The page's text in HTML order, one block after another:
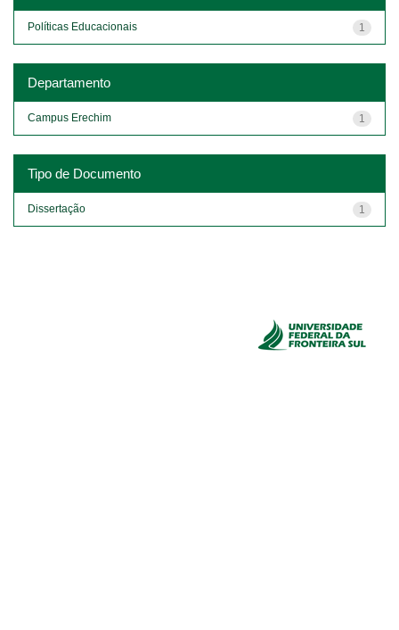
1
Políticas Educacionais
Departamento
1
Campus Erechim
Tipo de Documento
1
Dissertação